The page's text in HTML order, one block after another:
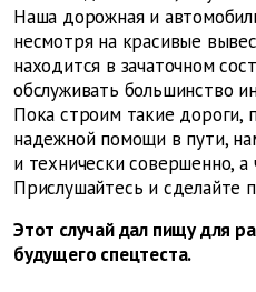
Наша дорожная и
несмотря на красивые
находится в зачаточном
обслуживать большинство
Пока строим такие дороги,
надежной помощи в пути,
и технически совершенно,
Прислушайтесь и сделайте
Этот случай дал пищу для
будущего спецтеста.